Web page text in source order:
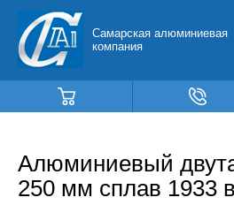
Самарская алюминиевая
компания
Алюминиевый
250 мм сплав 1933